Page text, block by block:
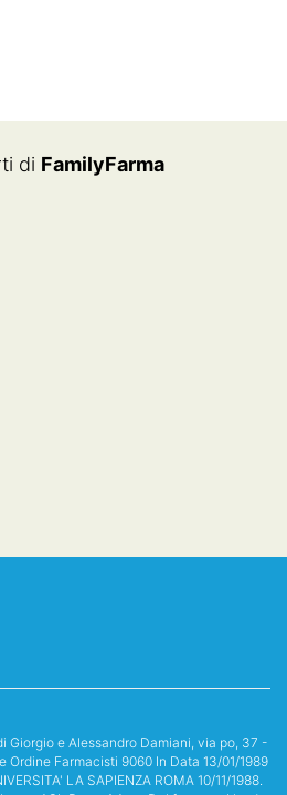
di FamilyFarma
Giorgio e Alessandro Damiani, via po, 37 -
Ordine Farmacisti 9060 In Data 13/01/1989
LA SAPIENZA ROMA 10/11/1988.